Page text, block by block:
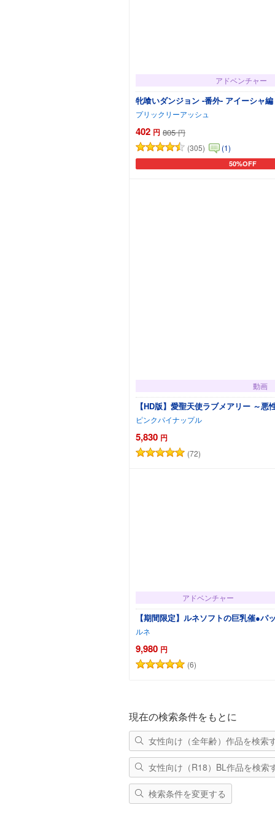
アドベンチャー
牝喰いダンジョン -番外- アイーシャ
プリックリーアッシュ
402 円 805 円
(305)
(1)
50%OFF
カートに追加
動画
【HD版】愛聖天使ラブメアリー ～
ピンクパイナップル
5,830 円
(72)
アドベンチャー
【期間限定】ルネソフトの巨乳催●パ
ルネ
9,980 円
(6)
カートに追加
現在の検索条件をもとに
女性向け（全年齢）作品を検索
女性向け（R18）BL作品を検索
検索条件を変更する